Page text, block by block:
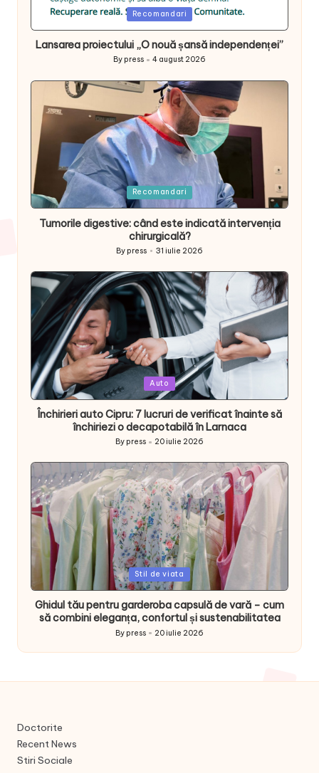
Posted
in
Recomandari
Lansarea proiectului „O nouă șansă independenței”
Posted
By press 4 august 2026
Posted
in
Recomandari
Tumorile digestive: când este indicată intervenția
chirurgicală?
Posted
By press 31 iulie 2026
Posted
in
Auto
Închirieri auto Cipru: 7 lucruri de verificat înainte să
închiriezi o decapotabilă în Larnaca
Posted
by
By press 20 iulie 2026
Posted
in
Stil de viata
Ghidul tău pentru garderoba capsulă de vară – cum
să combini eleganța, confortul și sustenabilitatea
Posted
by
By press 20 iulie 2026
Doctorite
Recent News
Stiri Sociale